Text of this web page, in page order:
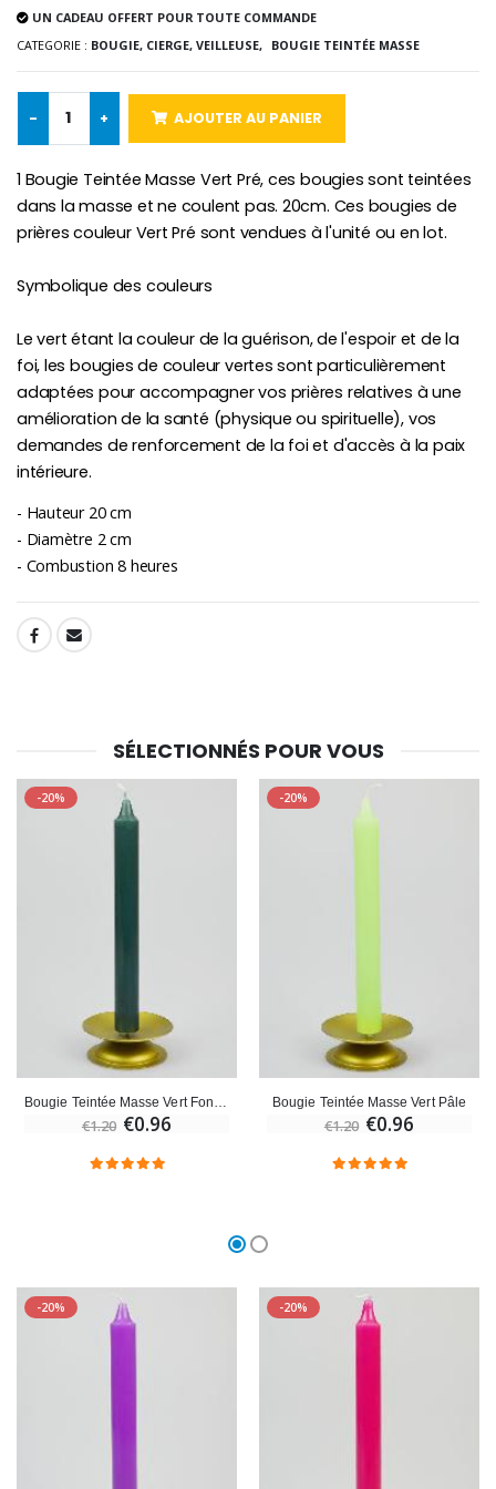
-10%
Bougie de Neuvaine Contre le Mal - Saint Michel
€5.50 €4.95
-25%
€58.50
€9.90
€2.50
€5.00
UN CADEAU OFFERT POUR TOUTE COMMANDE
CATEGORIE : BOUGIE, CIERGE, VEILLEUSE, BOUGIE TEINTÉE MASSE
- + AJOUTER AU PANIER
1 Bougie Teintée Masse Vert Pré, ces bougies sont teintées
dans la masse et ne coulent pas. 20cm. Ces bougies de
prières couleur Vert Pré sont vendues à l'unité ou en lot.
Symbolique des couleurs
Le vert étant la couleur de la guérison, de l'espoir et de la
foi, les bougies de couleur vertes sont particulièrement
adaptées pour accompagner vos prières relatives à une
amélioration de la santé (physique ou spirituelle), vos
demandes de renforcement de la foi et d'accès à la paix
intérieure.
- Hauteur 20 cm
- Diamètre 2 cm
- Combustion 8 heures
SHARE:
SÉLECTIONNÉS POUR VOUS
-20%
€1.20 €0.96
-20%
Bougie Teintée Masse Vert Pâle
€1.20 €0.96
-20% -20%